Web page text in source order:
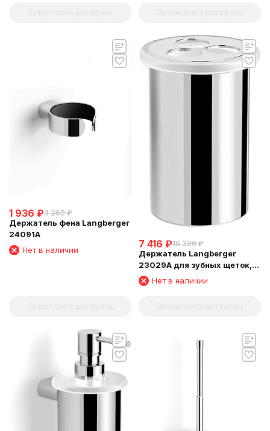
1 936 ₽4 260 ₽
Держатель фена Langberger
24091A
Нет в наличии
7 416 ₽16 320 ₽
Держатель Langberger
23029A для зубных щеток,
стеклянный стакан,
настольный
Нет в наличии